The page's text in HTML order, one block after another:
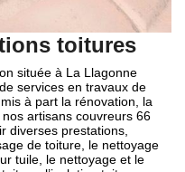
toitures
située à La Llagonne
services en travaux de
à part la rénovation, la
artisans couvreurs 66
diverses prestations,
de toiture, le nettoyage
tuile, le nettoyage et le